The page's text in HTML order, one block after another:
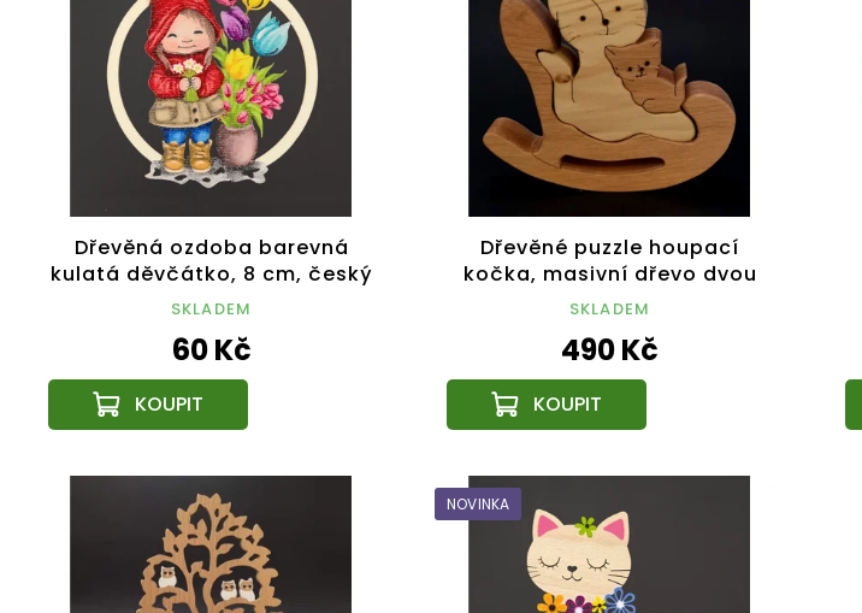
Dřevěná ozdoba barevná
kulatá děvčátko, 8 cm, český
výrobek
SKLADEM
60 Kč
Dřevěné puzzle houpací
kočka, masivní dřevo dvou
druhů dřevin, 14 cm
SKLADEM
490 Kč
NOVINKA